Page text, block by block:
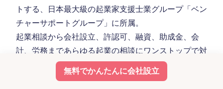
無料でかんたんに会社設立
トする、日本最大級の起業家支援士業グループ「ベン
チャーサポートグループ」に所属。
起業相談から会社設立、許認可、融資、助成金、会
計、労務まであらゆる起業の相談にワンストップで対
応します。起業・会社設立に役立つYouTubeチャンネ
会社設立サポートチャンネル を運営。